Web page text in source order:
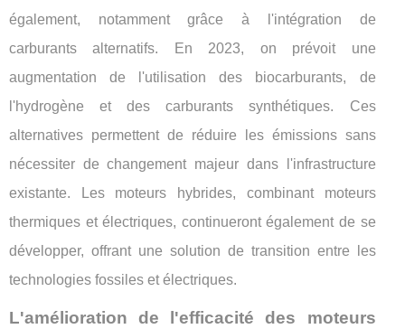
également, notamment grâce à l'intégration de
carburants alternatifs. En 2023, on prévoit une
augmentation de l'utilisation des biocarburants, de
l'hydrogène et des carburants synthétiques. Ces
alternatives permettent de réduire les émissions sans
nécessiter de changement majeur dans l'infrastructure
existante. Les moteurs hybrides, combinant moteurs
thermiques et électriques, continueront également de se
développer, offrant une solution de transition entre les
technologies fossiles et électriques.
L'amélioration de l'efficacité des moteurs